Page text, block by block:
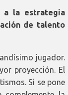
a la estrategia
de talento
jugador.
proyección. El
Si se pone